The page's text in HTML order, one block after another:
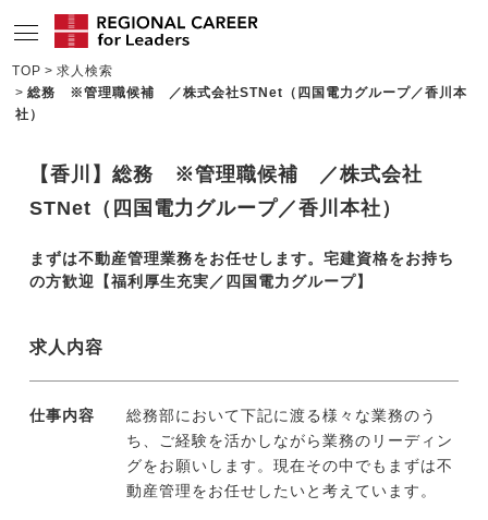
サービスの特長
コンサルタント情報
地域の特色
リサーチ
ニュース
メディア紹介実績
TOP
求人検索
総務 ※管理職候補 ／株式会社STNet（四国電力グループ／香川本
社）
【香川】総務 ※管理職候補 ／株式会社
STNet（四国電力グループ／香川本社）
まずは不動産管理業務をお任せします。宅建資格をお持ち
の方歓迎【福利厚生充実／四国電力グループ】
求人内容
仕事内容
総務部において下記に渡る様々な業務のう
ち、ご経験を活かしながら業務のリーディン
グをお願いします。現在その中でもまずは不
動産管理をお任せしたいと考えています。